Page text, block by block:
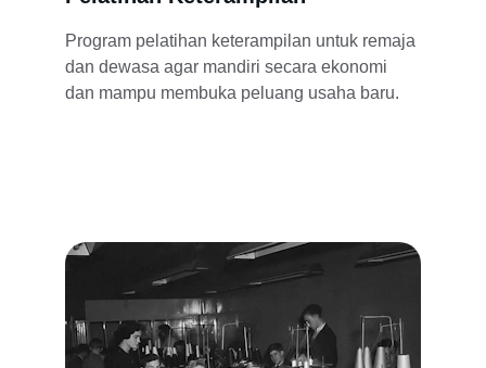
Program pelatihan keterampilan untuk remaja
dan dewasa agar mandiri secara ekonomi
dan mampu membuka peluang usaha baru.